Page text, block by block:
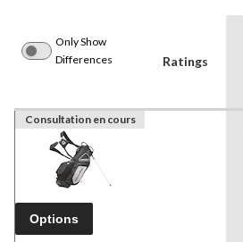
Only Show
Differences
Ratings
Consultation en cours
Options